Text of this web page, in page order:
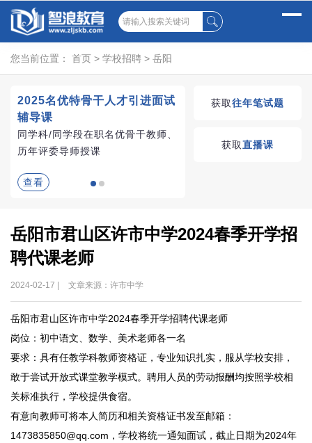
您当前位置： 首页 > 学校招聘 > 岳阳
2025名优特骨干人才引进面试
辅导课
同学科/同学段在职名优骨干教师、
历年评委导师授课
查看
湖南教师招聘考试优
获取往年笔试题
获取直播课
岳阳市君山区许市中学2024春季开学招
聘代课老师
2024-02-17 | 文章来源：许市中学
岳阳市君山区许市中学2024春季开学招聘代课老师
岗位：初中语文、数学、美术老师各一名
要求：具有任教学科教师资格证，专业知识扎实，服从学校安排，
敢于尝试开放式课堂教学模式。聘用人员的劳动报酬均按照学校相
关标准执行，学校提供食宿。
有意向教师可将本人简历和相关资格证书发至邮箱：
1473835850@qq.com，学校将统一通知面试，截止日期为2024年